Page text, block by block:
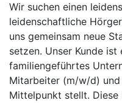
Wir suchen einen
leidenschaftliche
uns gemeinsam neue
setzen. Unser Kunde
familiengeführtes
Mitarbeiter (m/w/d)
Mittelpunkt stellt. Diese